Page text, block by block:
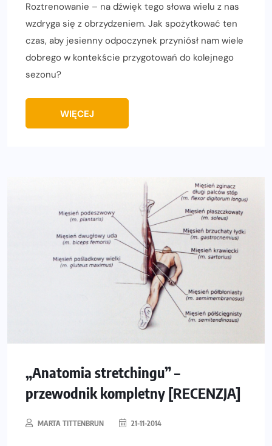
Roztrenowanie – na dźwięk tego słowa wielu z nas
wzdryga się z obrzydzeniem. Jak spożytkować ten
czas, aby jesienny odpoczynek przyniósł nam wiele
dobrego w kontekście przygotowań do kolejnego
sezonu?
WIĘCEJ
„Anatomia stretchingu” –
przewodnik kompletny [RECENZJA]
MARTA TITTENBRUN 21-11-2014